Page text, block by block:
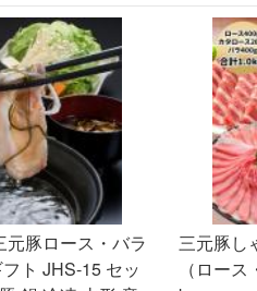
豚ロース・バラ
ト JHS-15 セッ
三元豚し
（ロー